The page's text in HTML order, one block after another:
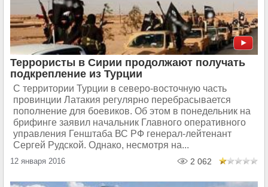
Террористы в Сирии продолжают получать
подкрепление из Турции
С территории Турции в северо-восточную часть
провинции Латакия регулярно перебрасывается
пополнение для боевиков. Об этом в понедельник на
брифинге заявил начальник Главного оперативного
управления Генштаба ВС РФ генерал-лейтенант
Сергей Рудской. Однако, несмотря на...
12 января 2016 2 062